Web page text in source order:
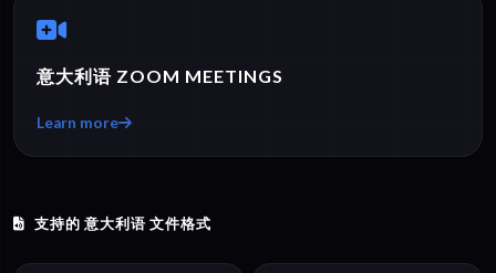
意大利语 ZOOM MEETINGS
Learn more
支持的 意大利语 文件格式